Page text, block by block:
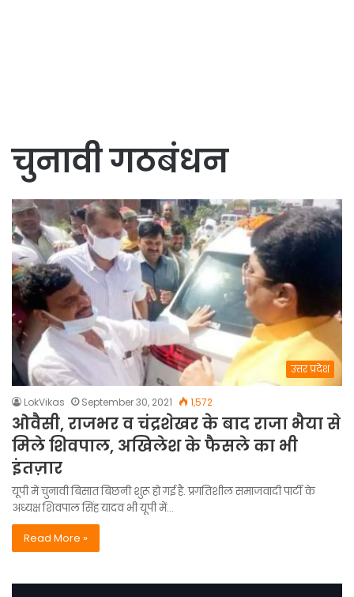
चुनावी गठबंधन
उत्तर प्रदेश
LokVikas September 30, 2021 1,572
ओवैसी, राजभर व चंद्रशेखर के बाद राजा भैया से
मिले शिवपाल, अखिलेश के फैसले का भी
इंतज़ार
यूपी में चुनावी बिसात बिछनी शुरू हो गई है. प्रगतिशील समाजवादी पार्टी के
अध्यक्ष शिवपाल सिंह यादव भी यूपी में…
Read More »